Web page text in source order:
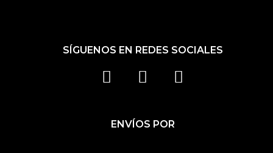
SÍGUENOS EN REDES SOCIALES
F
C
E
I
S
T
T
ENVÍOS POR